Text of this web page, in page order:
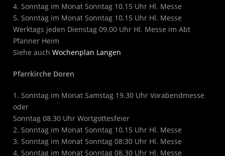
4. Sonntag im Monat Sonntag 10.15 Uhr Hl. Messe
5. Sonntag im Monat Sonntag 10.15 Uhr Hl. Messe
Werktags jeden Dienstag 09.00 Uhr Hl. Messe im Abt
Pfanner Heim
Siehe auchWochenplan Langen
Pfarrkirche Doren
1. Sonntag im Monat Samstag 19.30 Uhr Vorabendmesse
oder
Sonntag 08.30 Uhr Wortgottesfeier
2. Sonntag im Monat Sonntag 10.15 Uhr Hl. Messe
3. Sonntag im Monat Sonntag 08:30 Uhr Hl. Messe
4. Sonntag im Monat Sonntag 08.30 Uhr Hl. Messe